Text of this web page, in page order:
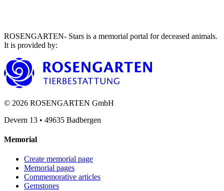
ROSENGARTEN- Stars is a memorial portal for deceased animals.
It is provided by:
© 2026 ROSENGARTEN GmbH
Devern 13 • 49635 Badbergen
Memorial
Create memorial page
Memorial pages
Commemorative articles
Gemstones